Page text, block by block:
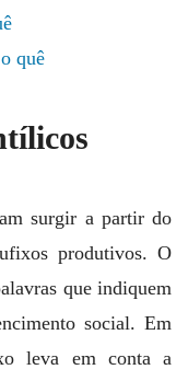
quê
surgir a partir do
produtivos. O
que indiquem
social. Em
leva em conta a